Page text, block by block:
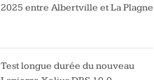
2025 entre Albertville et La Plagne
Test longue durée du nouveau